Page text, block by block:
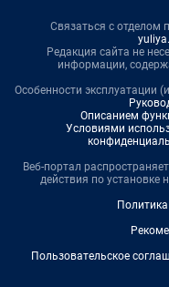
Связаться с отделом
Редакция сайта не
информации,
Особенности эксплуатации
Описанием
Условиями
Веб-портал
действия по установке
Пользовательское